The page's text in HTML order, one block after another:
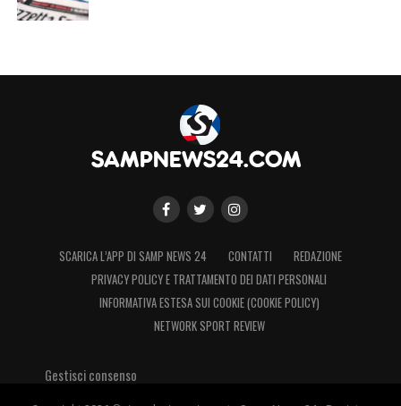
SCARICA L’APP DI SAMP NEWS 24 CONTATTI
REDAZIONE
PRIVACY POLICY E TRATTAMENTO DEI DATI PERSONALI
INFORMATIVA ESTESA SUI COOKIE (COOKIE POLICY)
NETWORK SPORT REVIEW
Gestisci consenso